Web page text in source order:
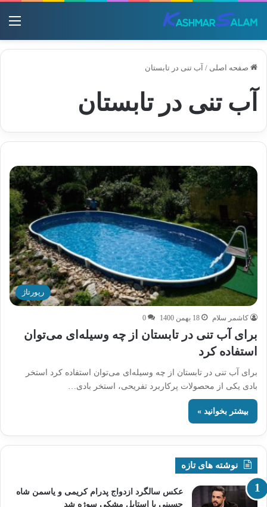
صفحه اصلی / آب تنی در تابستان
آب تنی در تابستان
رپورتاژ
کاشمر سلام 18 بهمن 1400 0
برای آب تنی در تابستان از چه وسیله‌ای می‌توان
استفاده کرد
برای آب تنی در تابستان از چه وسیله‌ای می‌توان استفاده کرد استخر
بادی یکی از محصولات پرکاربرد تفریحی، استخر بادی…
بیشتر بخوانید »
نوشته های تازه
عکس سالگرد ازدواج پدرام کریمی و یاسمن شاه‌
حسینی با استایل مشکی سوژه شد